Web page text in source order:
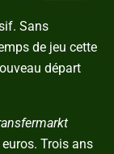
Sans
de jeu cette
départ
Trois ans